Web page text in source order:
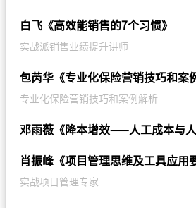
白飞《高效能销售的7个习惯》
实战派销售业绩提升讲师
包芮华《专业化保险营销技巧和案
专业化保险营销技巧和案例解析
邓雨薇《降本增效——人工成本与人
肖振峰《项目管理思维及工具应用
实战项目管理专家